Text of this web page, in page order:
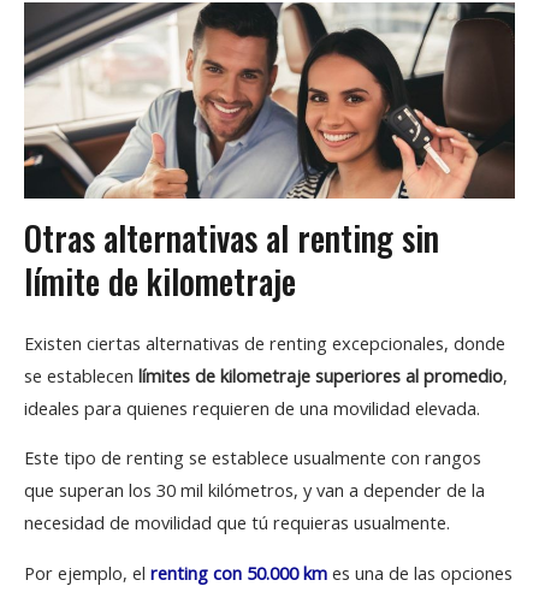
Otras alternativas al renting sin
límite de kilometraje
Existen ciertas alternativas de renting excepcionales, donde
se establecen límites de kilometraje superiores al promedio,
ideales para quienes requieren de una movilidad elevada.
Este tipo de renting se establece usualmente con rangos
que superan los 30 mil kilómetros, y van a depender de la
necesidad de movilidad que tú requieras usualmente.
Por ejemplo, el renting con 50.000 km es una de las opciones